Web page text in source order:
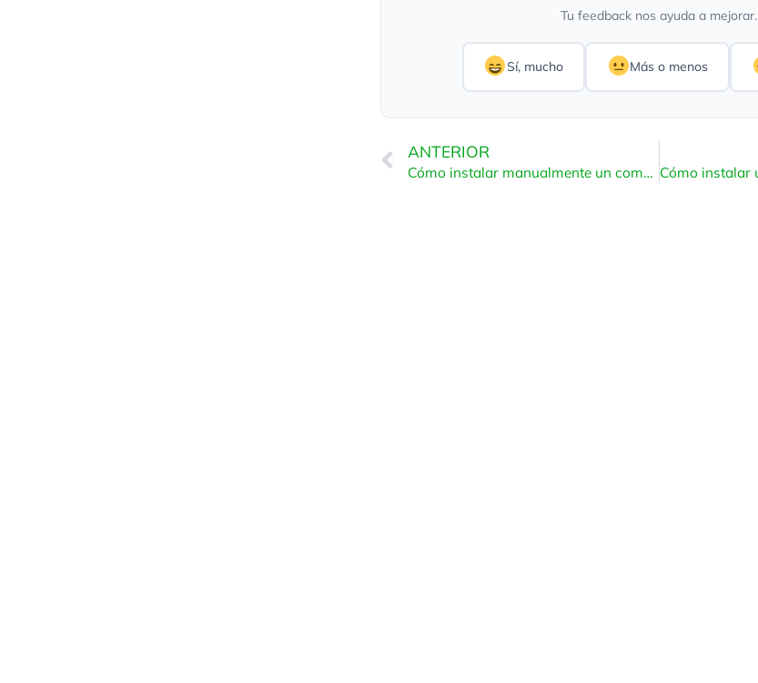
Tu feedback nos ayuda a mejorar.
Sí, mucho Más o menos
ANTERIOR
Cómo instalar manualmente un complemento de WordPress